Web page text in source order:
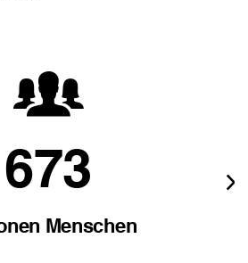
673
Menschen